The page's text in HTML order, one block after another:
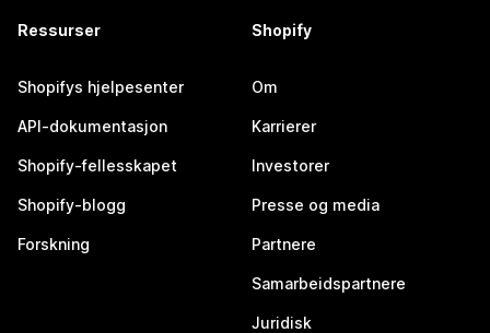
Ressurser
Shopifys hjelpesenter
API-dokumentasjon
Shopify-fellesskapet
Shopify-blogg
Forskning
Shopify
Om
Karrierer
Investorer
Presse og media
Partnere
Samarbeidspartnere
Juridisk